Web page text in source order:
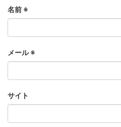
名前 ※
メール※
サイト